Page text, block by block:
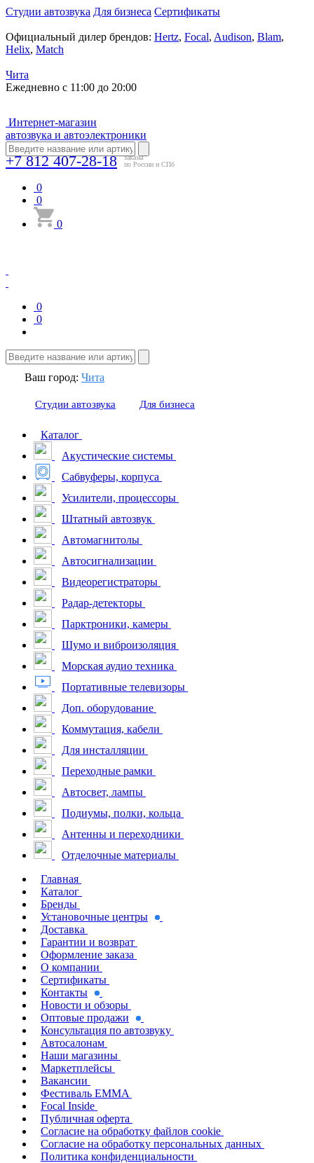
Студии автозвука Для бизнеса Сертификаты
Официальный дилер брендов: Hertz, Focal, Audison, Blam,
Helix, Match
Чита
Ежедневно с 11:00 до 20:00
Интернет-магазин
автозвука и автоэлектроники
+7 812 407-28-18
заказы
по России и СПб
0
0
0
0
0
Ваш город: Чита
Студии автозвука Для бизнеса
Каталог
Акустические системы
Сабвуферы, корпуса
Усилители, процессоры
Штатный автозвук
Автомагнитолы
Автосигнализации
Видеорегистраторы
Радар-детекторы
Парктроники, камеры
Шумо и виброизоляция
Морская аудио техника
Портативные телевизоры
Доп. оборудование
Коммутация, кабели
Для инсталляции
Переходные рамки
Автосвет, лампы
Подиумы, полки, кольца
Антенны и переходники
Отделочные материалы
Главная
Каталог
Бренды
Установочные центры
Доставка
Гарантии и возврат
Оформление заказа
О компании
Сертификаты
Контакты
Новости и обзоры
Оптовые продажи
Консультация по автозвуку
Автосалонам
Наши магазины
Маркетплейсы
Вакансии
Фестиваль EMMA
Focal Inside
Публичная оферта
Согласие на обработку файлов cookie
Согласие на обработку персональных данных
Политика конфиденциальности